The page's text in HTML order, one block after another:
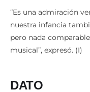
“Es una admiración
nuestra infancia
pero nada
musical”, expresó. (I)
DATO